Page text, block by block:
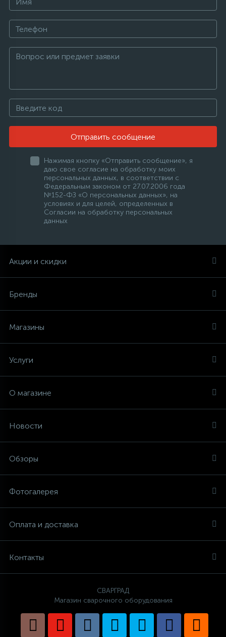
Отправить сообщение
Нажимая кнопку «Отправить сообщение», я
даю свое согласие на обработку моих
персональных данных, в соответствии с
Федеральным законом от 27.07.2006 года
№152-ФЗ «О персональных данных», на
условиях и для целей, определенных в
Согласии на обработку персональных
данных
Акции и скидки
Бренды
Магазины
Услуги
О магазине
Новости
Обзоры
Фотогалерея
Оплата и доставка
Контакты
СВАРГРАД
Магазин сварочного оборудования